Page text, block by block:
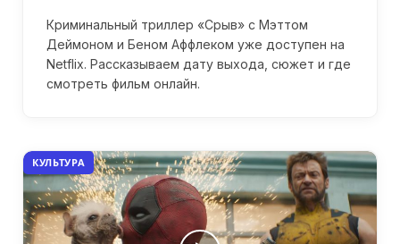
Криминальный триллер «Срыв» с Мэттом
Деймоном и Беном Аффлеком уже доступен на
Netflix. Рассказываем дату выхода, сюжет и где
смотреть фильм онлайн.
КУЛЬТУРА